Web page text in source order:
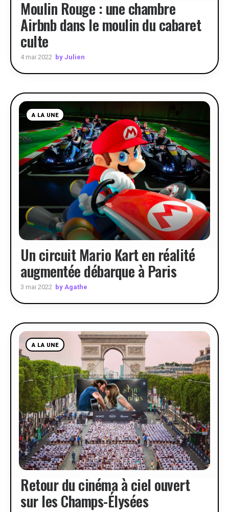
Moulin Rouge : une chambre
Airbnb dans le moulin du cabaret
culte
4 mai 2022 by Julien
A LA UNE
Un circuit Mario Kart en réalité
augmentée débarque à Paris
3 mai 2022 by Agathe
A LA UNE
Retour du cinéma à ciel ouvert
sur les Champs-Élysées